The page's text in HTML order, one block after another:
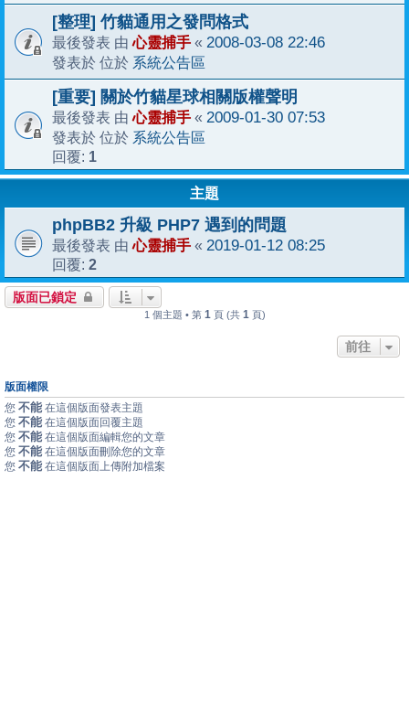
[整理] 竹貓通用之發問格式
最後發表 由心靈捕手 « 2008-03-08 22:46
發表於 位於 系統公告區
[重要] 關於竹貓星球相關版權聲明
最後發表 由心靈捕手 « 2009-01-30 07:53
發表於 位於 系統公告區
回覆: 1
主題
phpBB2 升級 PHP7 遇到的問題
最後發表 由心靈捕手 « 2019-01-12 08:25
回覆: 2
版面已鎖定
1 個主題 • 第 1 頁 (共 1 頁)
前往
版面權限
您 不能 在這個版面發表主題
您 不能 在這個版面回覆主題
您 不能 在這個版面編輯您的文章
您 不能 在這個版面刪除您的文章
您 不能 在這個版面上傳附加檔案